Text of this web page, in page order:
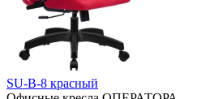
SU-B-8 красный